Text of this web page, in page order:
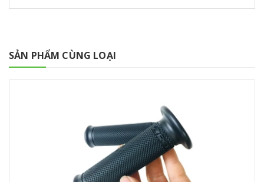
SẢN PHẨM CÙNG LOẠI